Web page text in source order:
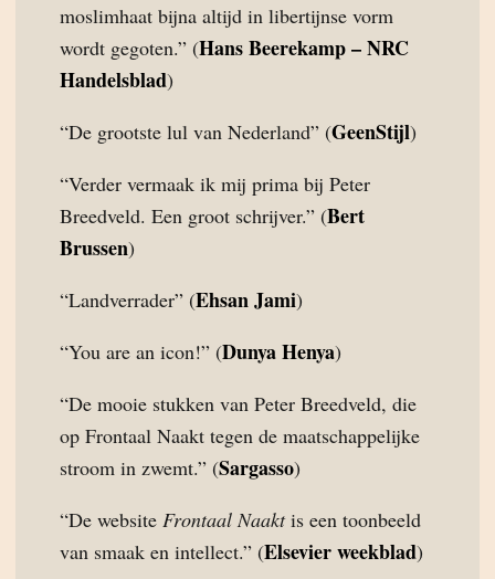
moslimhaat bijna altijd in libertijnse vorm
wordt gegoten.” (Hans Beerekamp – NRC
Handelsblad)
“De grootste lul van Nederland” (GeenStijl)
“Verder vermaak ik mij prima bij Peter
Breedveld. Een groot schrijver.” (Bert
Brussen)
“Landverrader” (Ehsan Jami)
“You are an icon!” (Dunya Henya)
“De mooie stukken van Peter Breedveld, die
op Frontaal Naakt tegen de maatschappelijke
stroom in zwemt.” (Sargasso)
“De website Frontaal Naaktis een toonbeeld
van smaak en intellect.” (Elsevier weekblad)